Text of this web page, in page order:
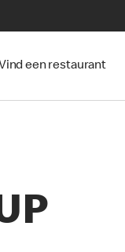
een restaurant